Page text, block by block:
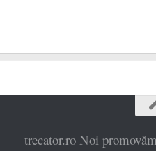
trecator.ro Noi